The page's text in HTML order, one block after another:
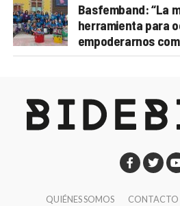
Basfemband: “La
herramienta para
empoderarnos
QUIÉNES SOMOS CONTACTO